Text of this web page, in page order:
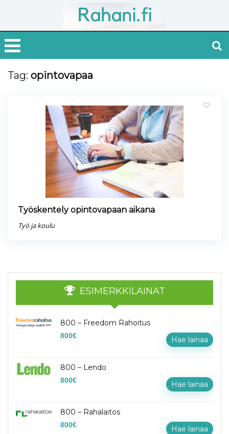
Tag: opintovapaa
Työskentely opintovapaan aikana
Työ ja koulu
ESIMERKKILAINAT
800 – Freedom Rahoitus
800€ Hae lainaa
800 – Lendo
800€ Hae lainaa
800 – Rahalaitos
800€ Hae lainaa